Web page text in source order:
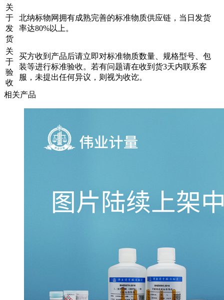
关
于
发
货
北纳标物网拥有成熟完善的标准物质供应链，当日发货
率达80%以上。
关
于
验
收
买方收到产品后请立即对标准物质数量、规格型号、包
装等进行标准验收。若有问题请在收到货3天内联系客
服，未提出任何异议，则视为收讫。
相关产品